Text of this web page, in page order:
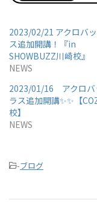
2023/02/21 アクロバ
ス追加開講！『in
SHOWBUZZ川崎校』
NEWS
2023/01/16 アクロバ
ラス追加開講✨✨【
校】
NEWS
-ブログ